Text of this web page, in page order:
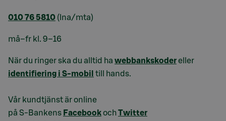
010 76 5810 (lna/mta)
må–fr kl. 9–16
När du ringer ska du alltid ha webbankskodereller
identifiering i S-mobil till hands.
Vår kundtjänst är online
på S-Bankens FacebookochTwitter